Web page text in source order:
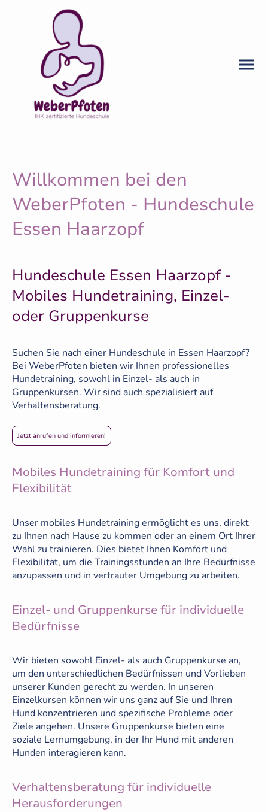
Willkommen bei den
WeberPfoten - Hundeschule
Essen Haarzopf
Hundeschule Essen Haarzopf -
Mobiles Hundetraining, Einzel-
oder Gruppenkurse
Suchen Sie nach einer Hundeschule in Essen Haarzopf?
Bei WeberPfoten bieten wir Ihnen professionelles
Hundetraining, sowohl in Einzel- als auch in
Gruppenkursen. Wir sind auch spezialisiert auf
Verhaltensberatung.
Jetzt anrufen und informieren!
Mobiles Hundetraining für Komfort und
Flexibilität
Unser mobiles Hundetraining ermöglicht es uns, direkt
zu Ihnen nach Hause zu kommen oder an einem Ort Ihrer
Wahl zu trainieren. Dies bietet Ihnen Komfort und
Flexibilität, um die Trainingsstunden an Ihre Bedürfnisse
anzupassen und in vertrauter Umgebung zu arbeiten.
Einzel- und Gruppenkurse für individuelle
Bedürfnisse
Wir bieten sowohl Einzel- als auch Gruppenkurse an,
um den unterschiedlichen Bedürfnissen und Vorlieben
unserer Kunden gerecht zu werden. In unseren
Einzelkursen können wir uns ganz auf Sie und Ihren
Hund konzentrieren und spezifische Probleme oder
Ziele angehen. Unsere Gruppenkurse bieten eine
soziale Lernumgebung, in der Ihr Hund mit anderen
Hunden interagieren kann.
Verhaltensberatung für individuelle
Herausforderungen